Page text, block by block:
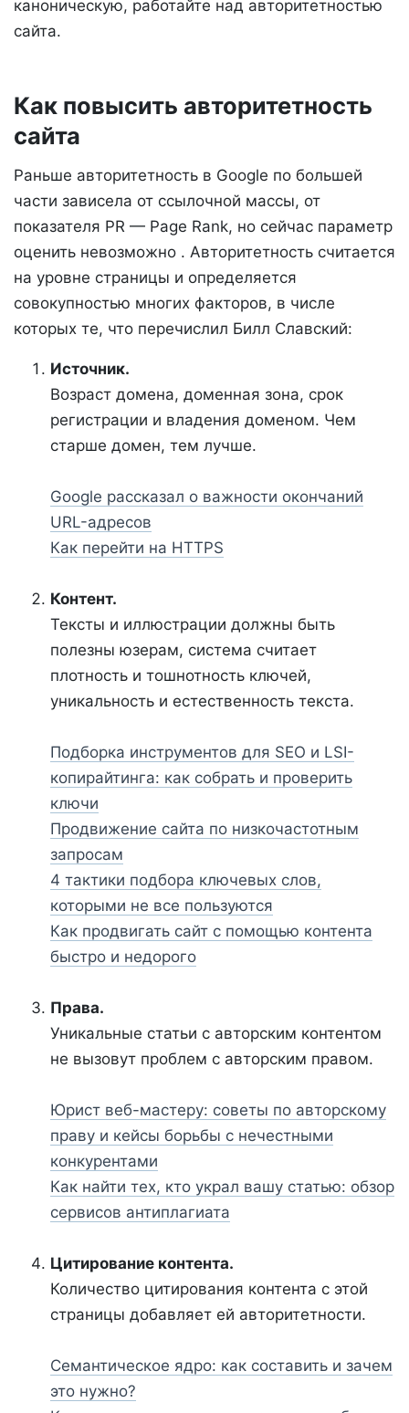
каноническую, работайте над авторитетностью
сайта.
Как повысить авторитетность
сайта
Раньше авторитетность в Google по большей
части зависела от ссылочной массы, от
показателя PR — Page Rank, но сейчас параметр
оценить невозможно . Авторитетность считается
на уровне страницы и определяется
совокупностью многих факторов, в числе
которых те, что перечислил Билл Славский:
Источник.
Возраст домена, доменная зона, срок
регистрации и владения доменом. Чем
старше домен, тем лучше.
Google рассказал о важности окончаний
URL-адресов
Как перейти на HTTPS
Контент.
Тексты и иллюстрации должны быть
полезны юзерам, система считает
плотность и тошнотность ключей,
уникальность и естественность текста.
Подборка инструментов для SEO и LSI-
копирайтинга: как собрать и проверить
ключи
Продвижение сайта по низкочастотным
запросам
4 тактики подбора ключевых слов,
которыми не все пользуются
Как продвигать сайт с помощью контента
быстро и недорого
Права.
Уникальные статьи с авторским контентом
не вызовут проблем с авторским правом.
Юрист веб-мастеру: советы по авторскому
праву и кейсы борьбы с нечестными
конкурентами
Как найти тех, кто украл вашу статью: обзор
сервисов антиплагиата
Цитирование контента.
Количество цитирования контента с этой
страницы добавляет ей авторитетности.
Семантическое ядро: как составить и зачем
это нужно?